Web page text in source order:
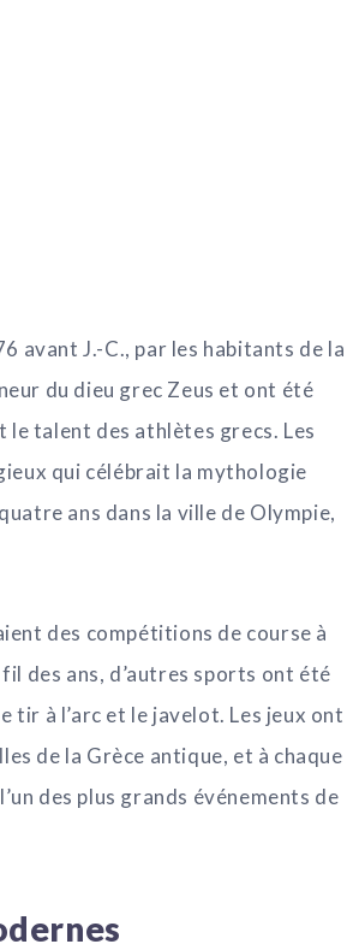
avant J.-C., par les habitants de la
du dieu grec Zeus et ont été
le talent des athlètes grecs. Les
qui célébrait la mythologie
ans dans la ville de Olympie,
des compétitions de course à
des ans, d’autres sports ont été
tir à l’arc et le javelot. Les jeux ont
de la Grèce antique, et à chaque
des plus grands événements de